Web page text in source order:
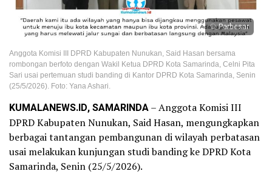
Perbesar
Anggota Komisi III DPRD Kabupaten Nunukan, Said Hasan bersama
rombongan berfoto dengan Wakil Ketua DPRD Kota Samarinda, Celni Pita
Sari usai pertemuan studi banding di Kantor DPRD Kota Samarinda, Senin
(25/5/2026). Foto: Yana Ashari.
KUMALANEWS.ID, SAMARINDA– Anggota Komisi III
DPRD Kabupaten Nunukan, Said Hasan, mengungkapkan
berbagai tantangan pembangunan di wilayah perbatasan
usai melakukan kunjungan studi banding ke DPRD Kota
Samarinda, Senin (25/5/2026).